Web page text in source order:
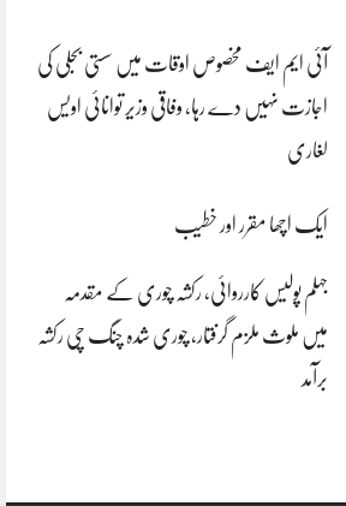
آئی ایم ایف مخصوص اوقات میں سستی بجلی کی
اجازت نہیں دے رہا، وفاقی وزیر توانائی اویس
لغاری
ایک اچھا مقرر اور خطیب
جہلم پولیس کارروائی، رکشہ چوری کے مقدمہ
میں ملوث ملزم گرفتار، چوری شدہ چنگ چی رکشہ
برآمد